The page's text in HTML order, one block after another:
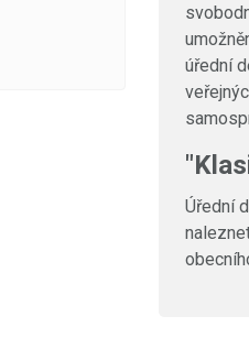
úřední
Úřední